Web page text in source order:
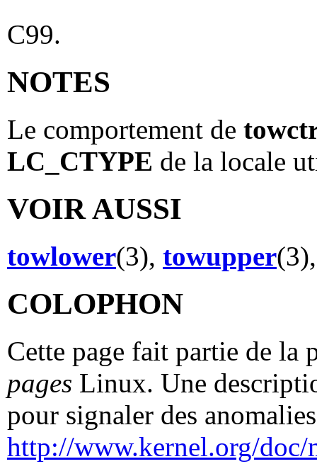
C99.
NOTES
Le comportement de
LC_CTYPE de la locale
VOIR AUSSI
towlower(3), towupper
COLOPHON
Cette page fait partie de
pages Linux. Une
pour signaler des
http://www.kernel.org/doc/